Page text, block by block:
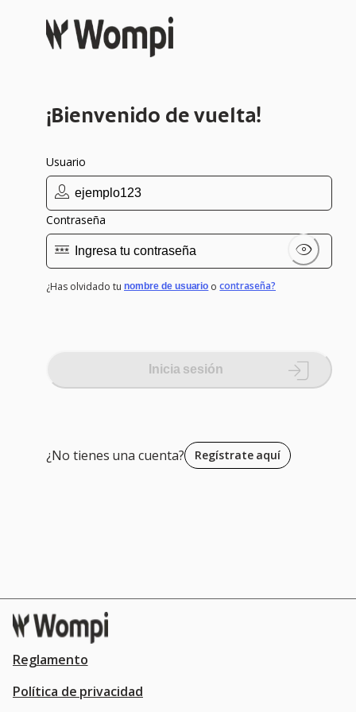
¡Bienvenido de vuelta!
Usuario
Contraseña
¿Has olvidado tu nombre de usuario o contraseña?
Inicia sesión
¿No tienes una cuenta? Regístrate aquí
Reglamento
Política de privacidad